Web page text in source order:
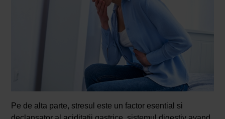
Pe de alta parte, stresul este un factor esential si